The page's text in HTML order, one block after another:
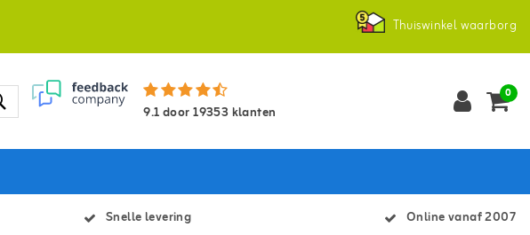
Thuiswinkel waarborg
9.1door19353 klanten
0
Snelle levering Online vanaf 2007